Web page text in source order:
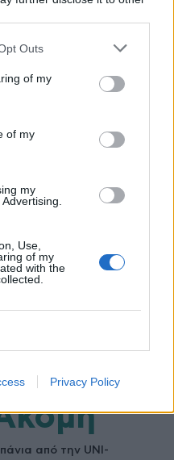
Outs
of my
of my
my
Use,
of my
with the
Privacy Policy
από την UNI-